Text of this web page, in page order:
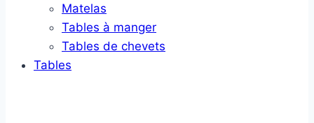
Matelas
Tables à manger
Tables de chevets
Tables